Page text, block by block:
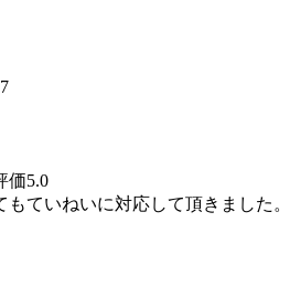
もていねいに対応して頂きました